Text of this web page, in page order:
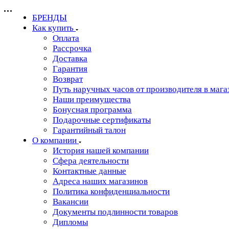
БРЕНДЫ
Как купить
Оплата
Рассрочка
Доставка
Гарантия
Возврат
Путь наручных часов от производителя в
Наши преимущества
Бонусная программа
Подарочные сертификаты
Гарантийный талон
О компании
История нашей компании
Сфера деятельности
Контактные данные
Адреса наших магазинов
Политика конфиденциальности
Вакансии
Документы подлинности товаров
Дипломы